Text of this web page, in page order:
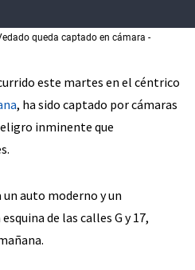
queda captado en cámara
este martes en el céntrico
, ha sido captado por cámaras
inminente que
auto moderno y un
de las calles G y 17,